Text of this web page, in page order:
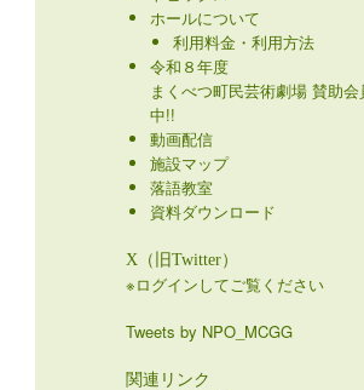
ホールについて
利用料金・利用方法
令和８年度
まくべつ町民芸術劇場 賛助会
中!!
動画配信
施設マップ
落語教室
資料ダウンロード
X（旧Twitter）
※ログインしてご覧ください
Tweets by NPO_MCGG
関連リンク